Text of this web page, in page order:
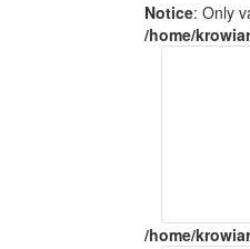
Notice: Only
/home/
/home/